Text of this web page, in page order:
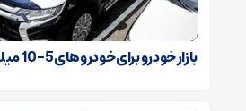
بازار خودرو برای خودروهای 5-10 میلیاردی آماده نیست!